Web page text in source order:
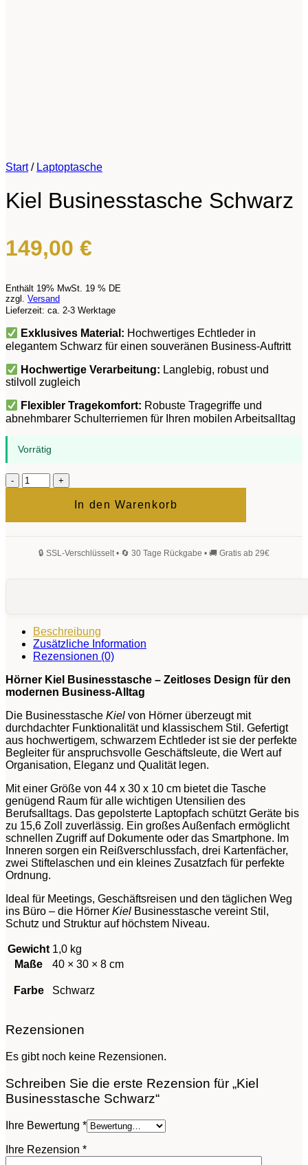
Start / Laptoptasche
Kiel Businesstasche Schwarz
149,00 €
Enthält 19% MwSt. 19 % DE
zzgl. Versand
Lieferzeit: ca. 2-3 Werktage
Exklusives Material: Hochwertiges Echtleder in
elegantem Schwarz für einen souveränen Business-Auftritt
Hochwertige Verarbeitung: Langlebig, robust und
stilvoll zugleich
Flexibler Tragekomfort: Robuste Tragegriffe und
abnehmbarer Schulterriemen für Ihren mobilen Arbeitsalltag
Vorrätig
Kiel
Businesstasche
In den Warenkorb
Beschreibung
Zusätzliche Information
Rezensionen (0)
Hörner Kiel Businesstasche – Zeitloses Design für den
modernen Business-Alltag
Die Businesstasche Kiel von Hörner überzeugt mit
durchdachter Funktionalität und klassischem Stil. Gefertigt
aus hochwertigem, schwarzem Echtleder ist sie der perfekte
Begleiter für anspruchsvolle Geschäftsleute, die Wert auf
Organisation, Eleganz und Qualität legen.
Mit einer Größe von 44 x 30 x 10 cm bietet die Tasche
genügend Raum für alle wichtigen Utensilien des
Berufsalltags. Das gepolsterte Laptopfach schützt Geräte bis
zu 15,6 Zoll zuverlässig. Ein großes Außenfach ermöglicht
schnellen Zugriff auf Dokumente oder das Smartphone. Im
Inneren sorgen ein Reißverschlussfach, drei Kartenfächer,
zwei Stiftelaschen und ein kleines Zusatzfach für perfekte
Ordnung.
Ideal für Meetings, Geschäftsreisen und den täglichen Weg
ins Büro – die Hörner Kiel Businesstasche vereint Stil,
Schutz und Struktur auf höchstem Niveau.
Gewicht 1,0 kg
Maße
40 × 30 × 8 cm
Farbe Schwarz
Rezensionen
Es gibt noch keine Rezensionen.
Schreiben Sie die erste Rezension für „Kiel
Businesstasche Schwarz“
Ihre Bewertung *
Ihre Rezension *